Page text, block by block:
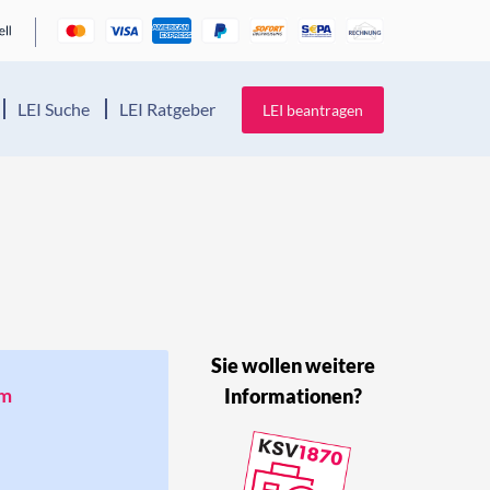
LEI Suche LEI Ratgeber LEI beantragen
Sie wollen weitere
Informationen?